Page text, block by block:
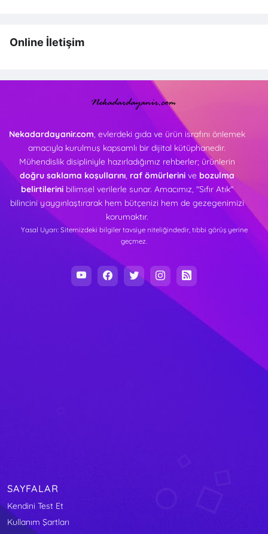
Online İletişim
Nekadardayanir.com, evlerdeki gıda ve ürün israfını önlemek
amacıyla kurulmuş kapsamlı bir dijital kütüphanedir.
Mühendislik disipliniyle hazırladığımız rehberler; ürünlerin
doğru saklama koşullarını, raf ömürlerinive bozulma
belirtilerinibilimsel verilerle sunar. Amacımız, "Sıfır Atık"
bilincini yaygınlaştırarak hem bütçenizi hem de gezegenimizi
korumaktır.
Yasal Uyarı: Sitemizdeki bilgiler tavsiye niteliğindedir, tıbbi görüş yerine
geçmez.
SAYFALAR
Kendini Test Et
Kullanım Şartları